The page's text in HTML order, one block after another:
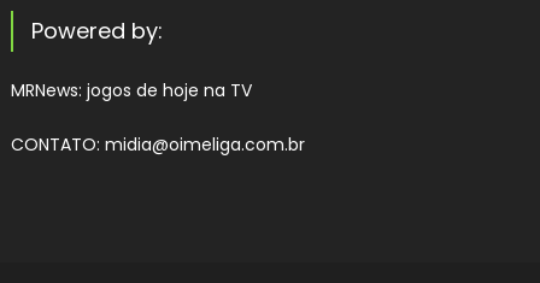
Powered by:
MRNews: jogos de hoje na TV
CONTATO: midia@oimeliga.com.br